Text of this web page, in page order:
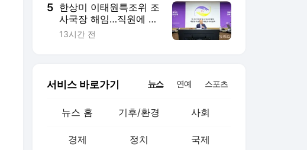
5 한상미 이태원특조위 조
사국장 해임…직원에 부
당 지시 의혹
13시간 전
서비스 바로가기 뉴스 연예 스포츠
뉴스 홈 기후/환경 사회
경제 정치 국제